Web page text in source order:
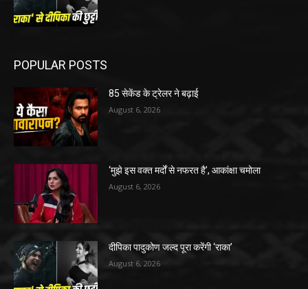
POPULAR POSTS
85 सेकेंड के ट्रेलर ने बढ़ाई
August 6, 2026
‘मुझे इस वक्त मर्दों से नफरत है’, आकांक्षा चमोला
August 6, 2026
दीपिका पादुकोण जल्द पूरा करेंगी ‘राका’
August 6, 2026